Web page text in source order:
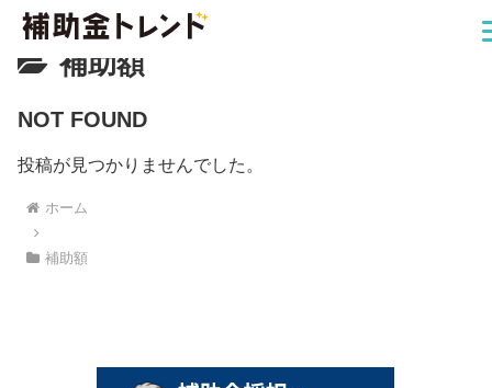
補助額
NOT FOUND
投稿が見つかりませんでした。
ホーム
補助額